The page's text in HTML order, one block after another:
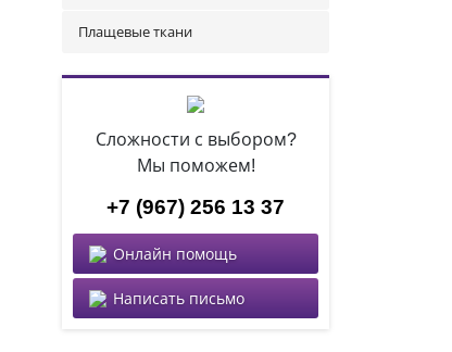
Плащевые ткани
Сложности с выбором?
Мы поможем!
+7 (967) 256 13 37
Онлайн помощь
Написать письмо